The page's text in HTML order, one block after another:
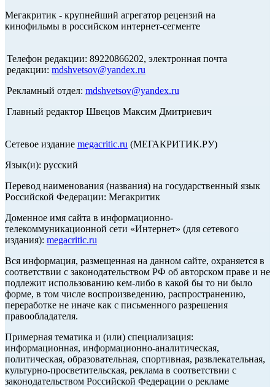
Мегакритик - крупнейший агрегатор рецензий на
кинофильмы в российском интернет-сегменте
Телефон редакции: 89220866202, электронная почта
редакции: mdshvetsov@yandex.ru
Рекламный отдел: mdshvetsov@yandex.ru
Главный редактор Швецов Максим Дмитриевич
Сетевое издание megacritic.ru (МЕГАКРИТИК.РУ)
Язык(и): русский
Перевод наименования (названия) на государственный язык
Российской Федерации: Мегакритик
Доменное имя сайта в информационно-
телекоммуникационной сети «Интернет» (для сетевого
издания): megacritic.ru
Вся информация, размещенная на данном сайте, охраняется в
соответствии с законодательством РФ об авторском праве и не
подлежит использованию кем-либо в какой бы то ни было
форме, в том числе воспроизведению, распространению,
переработке не иначе как с письменного разрешения
правообладателя.
Примерная тематика и (или) специализация:
информационная, информационно-аналитическая,
политическая, образовательная, спортивная, развлекательная,
культурно-просветительская, реклама в соответствии с
законодательством Российской Федерации о рекламе